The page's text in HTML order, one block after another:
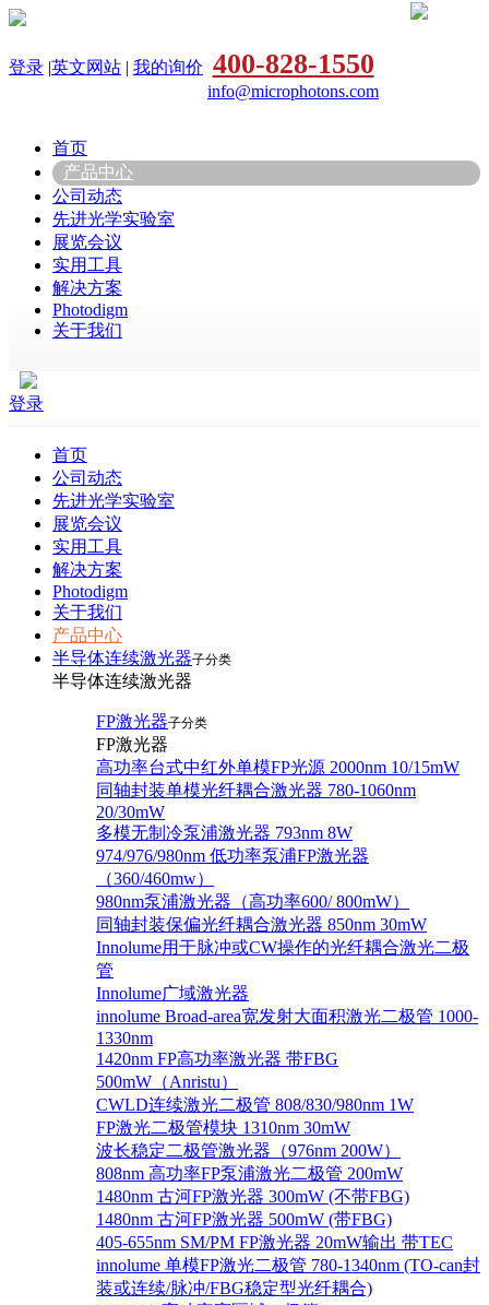
登录 |英文网站 | 我的询价 400-828-1550
info@microphotons.com
首页
产品中心
公司动态
先进光学实验室
展览会议
实用工具
解决方案
Photodigm
关于我们
登录
首页
公司动态
先进光学实验室
展览会议
实用工具
解决方案
Photodigm
关于我们
产品中心
半导体连续激光器子分类
半导体连续激光器
FP激光器子分类
FP激光器
高功率台式中红外单模FP光源 2000nm 10/15mW
同轴封装单模光纤耦合激光器 780-1060nm
20/30mW
多模无制冷泵浦激光器 793nm 8W
974/976/980nm 低功率泵浦FP激光器
（360/460mw）
980nm泵浦激光器（高功率600/ 800mW）
同轴封装保偏光纤耦合激光器 850nm 30mW
Innolume用于脉冲或CW操作的光纤耦合激光二极
管
Innolume广域激光器
innolume Broad-area宽发射大面积激光二极管 1000-
1330nm
1420nm FP高功率激光器 带FBG
500mW（Anristu）
CWLD连续激光二极管 808/830/980nm 1W
FP激光二极管模块 1310nm 30mW
波长稳定二极管激光器（976nm 200W）
808nm 高功率FP泵浦激光二极管 200mW
1480nm 古河FP激光器 300mW (不带FBG)
1480nm 古河FP激光器 500mW (带FBG)
405-655nm SM/PM FP激光器 20mW输出 带TEC
innolume 单模FP激光二极管 780-1340nm (TO-can封
装或连续/脉冲/FBG稳定型光纤耦合)